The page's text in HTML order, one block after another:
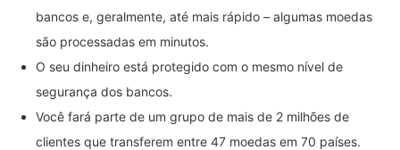
bancos e, geralmente, até mais rápido – algumas moedas
são processadas em minutos.
O seu dinheiro está protegido com o mesmo nível de
segurança dos bancos.
Você fará parte de um grupo de mais de 2 milhões de
clientes que transferem entre 47 moedas em 70 países.